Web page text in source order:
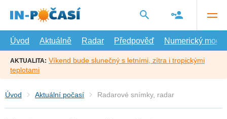
hlavní
Úvod
Aktuálně Radar Předpověď Numerický model
AKTUALITA: Víkend bude slunečný s letními, zítra i tropickými
teplotami
Úvod Aktuální počasí Radarové snímky, radar